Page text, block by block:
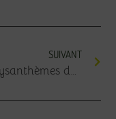
SUIVANT
Les chrysanthèmes de la toussaint